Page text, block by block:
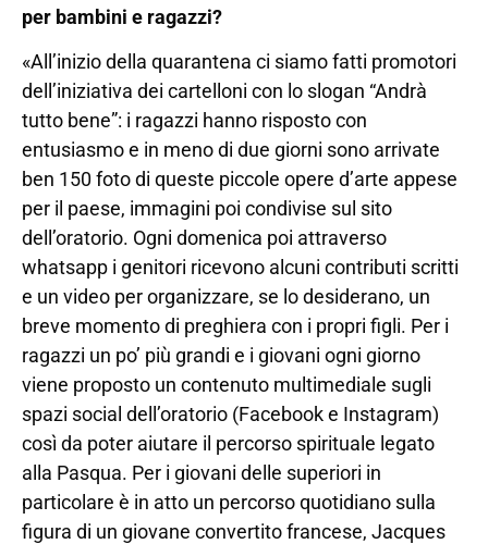
per bambini e ragazzi?
«All’inizio della quarantena ci siamo fatti promotori
dell’iniziativa dei cartelloni con lo slogan “Andrà
tutto bene”: i ragazzi hanno risposto con
entusiasmo e in meno di due giorni sono arrivate
ben 150 foto di queste piccole opere d’arte appese
per il paese, immagini poi condivise sul sito
dell’oratorio. Ogni domenica poi attraverso
whatsapp i genitori ricevono alcuni contributi scritti
e un video per organizzare, se lo desiderano, un
breve momento di preghiera con i propri figli. Per i
ragazzi un po’ più grandi e i giovani ogni giorno
viene proposto un contenuto multimediale sugli
spazi social dell’oratorio (Facebook e Instagram)
così da poter aiutare il percorso spirituale legato
alla Pasqua. Per i giovani delle superiori in
particolare è in atto un percorso quotidiano sulla
figura di un giovane convertito francese, Jacques